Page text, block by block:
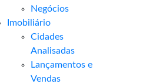
Negócios
Imobiliário
Cidades
Analisadas
Lançamentos e
Vendas